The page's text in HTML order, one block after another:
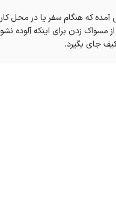
آمده که هنگام سفر یا در محل
مسواک زدن برای اینکه آلوده
جای بگیرد.